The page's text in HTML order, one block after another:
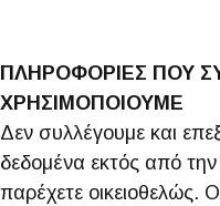
ΠΛΗΡΟΦΟΡΙΕΣ ΠΟΥ
ΧΡΗΣΙΜΟΠΟΙΟΥΜΕ
Δεν συλλέγουμε και
δεδομένα εκτός από
παρέχετε οικειοθελώς.